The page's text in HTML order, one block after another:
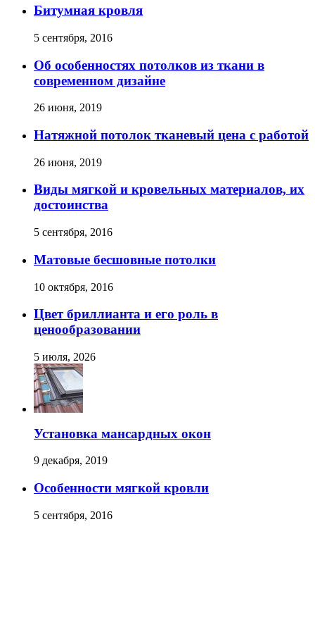
Битумная кровля
5 сентября, 2016
Об особенностях потолков из ткани в
современном дизайне
26 июня, 2019
Натяжной потолок тканевый цена с работой
26 июня, 2019
Виды мягкой и кровельных материалов, их
достоинства
5 сентября, 2016
Матовые бесшовные потолки
10 октября, 2016
Цвет бриллианта и его роль в
ценообразовании
5 июля, 2026
Установка мансардных окон
9 декабря, 2019
Особенности мягкой кровли
5 сентября, 2016